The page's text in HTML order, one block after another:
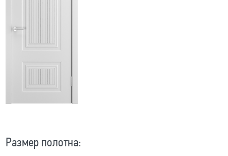
Размер полотна: